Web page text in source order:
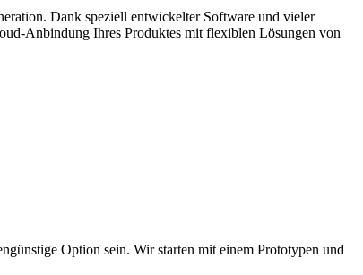
Dank speziell entwickelter Software und vieler
Anbindung Ihres Produktes mit flexiblen Lösungen von
Option sein. Wir starten mit einem Prototypen und